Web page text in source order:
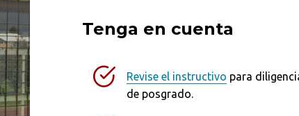
Tenga en cuenta
Revise el instructivo para
de posgrado.